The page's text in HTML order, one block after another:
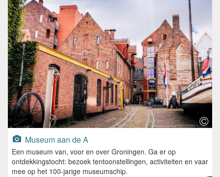
Museum aan de A
Een museum van, voor en over Groningen. Ga er op
ontdekkingstocht: bezoek tentoonstellingen, activiteiten en vaar
mee op het 100-jarige museumschip.